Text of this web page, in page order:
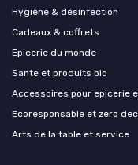
Hygiène & désinfection
Cadeaux & coffrets
Epicerie du monde
Sante et produits bio
Accessoires pour epicerie
Ecoresponsable et zero
Arts de la table et service